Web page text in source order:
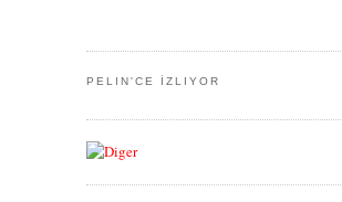
PELIN'CE İZLIYOR